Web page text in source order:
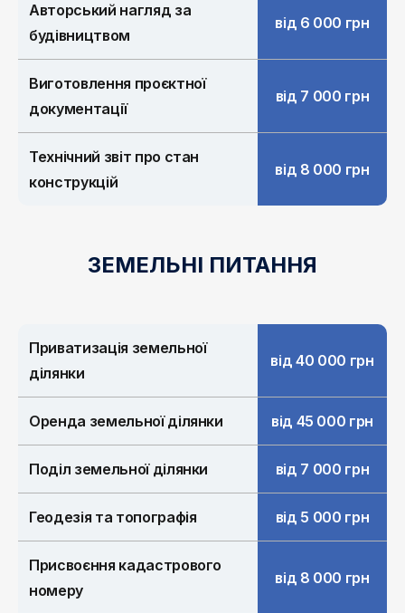
Авторський нагляд за
будівництвом
від 6 000 грн
Виготовлення проєктної
документації
від 7 000 грн
Технічний звіт про стан
конструкцій
від 8 000 грн
ЗЕМЕЛЬНІ ПИТАННЯ
Приватизація земельної
ділянки
від 40 000 грн
Оренда земельної ділянки від 45 000 грн
Поділ земельної ділянки від 7 000 грн
Геодезія та топографія від 5 000 грн
Присвоєння кадастрового
номеру
від 8 000 грн